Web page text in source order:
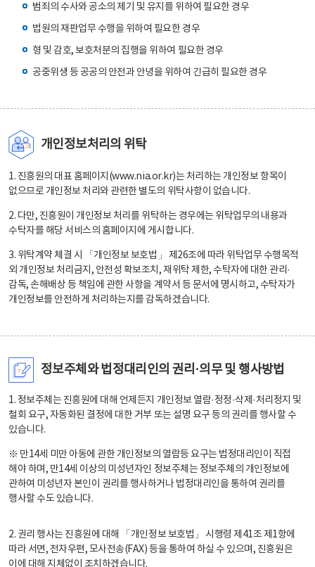
범죄의 수사와 공소의 제기 및 유지를 위하여 필요한 경우
법원의 재판업무 수행을 위하여 필요한 경우
형 및 감호, 보호처분의 집행을 위하여 필요한 경우
공중위생 등 공공의 안전과 안녕을 위하여 긴급히 필요한 경우
개인정보처리의 위탁
1. 진흥원의 대표 홈페이지(www.nia.or.kr)는 처리하는 개인정보 항목이
없으므로 개인정보 처리와 관련한 별도의 위탁사항이 없습니다.
2. 다만, 진흥원이 개인정보 처리를 위탁하는 경우에는 위탁업무의 내용과
수탁자를 해당 서비스의 홈페이지에 게시합니다.
3. 위탁계약 체결 시 「개인정보 보호법」 제26조에 따라 위탁업무 수행목적
외 개인정보 처리금지, 안전성 확보조치, 재위탁 제한, 수탁자에 대한 관리·
감독, 손해배상 등 책임에 관한 사항을 계약서 등 문서에 명시하고, 수탁자가
개인정보를 안전하게 처리하는지를 감독하겠습니다.
정보주체와 법정대리인의 권리·의무 및 행사방법
1. 정보주체는 진흥원에 대해 언제든지 개인정보 열람·정정·삭제·처리정지 및
철회 요구, 자동화된 결정에 대한 거부 또는 설명 요구 등의 권리를 행사할 수
있습니다.
※ 만14세 미만 아동에 관한 개인정보의 열람등 요구는 법정대리인이 직접
해야 하며, 만14세 이상의 미성년자인 정보주체는 정보주체의 개인정보에
관하여 미성년자 본인이 권리를 행사하거나 법정대리인을 통하여 권리를
행사할 수도 있습니다.
2. 권리 행사는 진흥원에 대해 「개인정보 보호법」 시행령 제41조 제1항에
따라 서면, 전자우편, 모사전송(FAX) 등을 통하여 하실 수 있으며, 진흥원은
이에 대해 지체없이 조치하겠습니다.